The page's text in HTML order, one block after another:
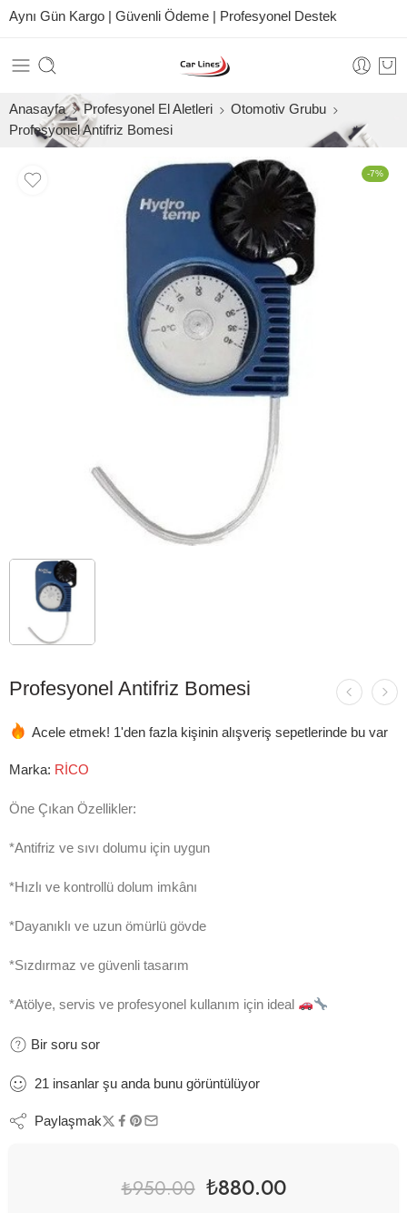
Aynı Gün Kargo | Güvenli Ödeme | Profesyonel Destek
Anasayfa Profesyonel El Aletleri
Otomotiv Grubu
Profesyonel Antifriz Bomesi
-7%
Profesyonel Antifriz Bomesi
Acele etmek! 1'den fazla kişinin alışveriş sepetlerinde bu var
Marka: RİCO
Öne Çıkan Özellikler:
*Antifriz ve sıvı dolumu için uygun
*Hızlı ve kontrollü dolum imkânı
*Dayanıklı ve uzun ömürlü gövde
*Sızdırmaz ve güvenli tasarım
*Atölye, servis ve profesyonel kullanım için ideal
Bir soru sor
21 insanlar şu anda bunu görüntülüyor
Paylaşmak
₺950.00 ₺880.00